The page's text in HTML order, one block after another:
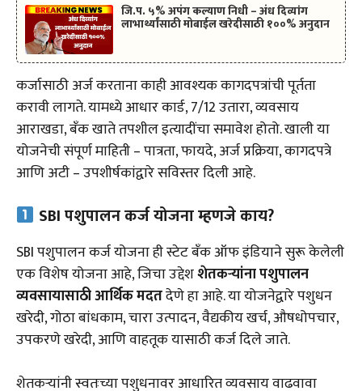
जि.प. ५% अपंग कल्याण निधी – अंध दिव्यांग
लाभार्थ्यांसाठी मोबाईल खरेदीसाठी १००% अनुदान
कर्जासाठी अर्ज करताना काही आवश्यक कागदपत्रांची पूर्तता
करावी लागते. यामध्ये आधार कार्ड, 7/12 उतारा, व्यवसाय
आराखडा, बँक खाते तपशील इत्यादींचा समावेश होतो. खाली या
योजनेची संपूर्ण माहिती – पात्रता, फायदे, अर्ज प्रक्रिया, कागदपत्रे
आणि अटी – उपशीर्षकांद्वारे सविस्तर दिली आहे.
SBI पशुपालन कर्ज योजना म्हणजे काय?
SBI पशुपालन कर्ज योजना ही स्टेट बँक ऑफ इंडियाने सुरू केलेली
एक विशेष योजना आहे, जिचा उद्देशशेतकऱ्यांना पशुपालन
व्यवसायासाठी आर्थिक मदतदेणे हा आहे. या योजनेद्वारे पशुधन
खरेदी, गोठा बांधकाम, चारा उत्पादन, वैद्यकीय खर्च, औषधोपचार,
उपकरणे खरेदी, आणि वाहतूक यासाठी कर्ज दिले जाते.
शेतकऱ्यांनी स्वतःच्या पशुधनावर आधारित व्यवसाय वाढवावा